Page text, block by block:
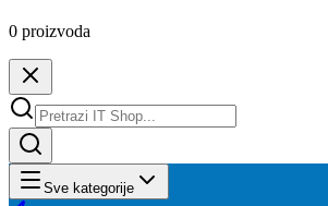
0 proizvoda
Sve kategorije